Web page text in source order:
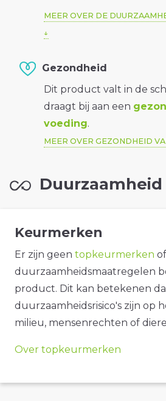
MEER OVER DE
Gezondheid
Dit product valt in de
draagt bij aan een
voeding.
MEER OVER GEZONDHEID
Duurzaamheid
Keurmerken
Er zijn geen topkeurmerken of
duurzaamheidsmaatregelen
product. Dit kan betekenen
duurzaamheidsrisico's zijn op
milieu, mensenrechten of
Over topkeurmerken